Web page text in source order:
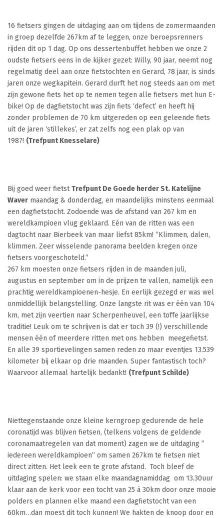
16 fietsers gingen de uitdaging aan om tijdens de zomermaanden
in groep dezelfde 267km af te leggen, onze beroepsrenners
rijden dit op 1 dag. Op ons dessertenbuffet hebben we onze 2
oudste fietsers eens in de kijker gezet: Willy, 90 jaar, neemt nog
regelmatig deel aan onze fietstochten en Gerard, 78 jaar, is sinds
jaren onze wegkapitein. Gerard durft het nog steeds aan om met
zijn gewone fiets het op te nemen tegen alle fietsers met hun E-
bike! Op de dagfietstocht was zijn fiets ‘defect’ en heeft hij
zonder problemen de 70 km uitgereden op een geleende fiets
uit de jaren ‘stillekes’, er zat zelfs nog een plak op van
1987! (Trefpunt Knesselare)
Bij goed weer fietstTrefpunt De Goede herder St. Katelijne
Waver maandag & donderdag, en maandelijks minstens eenmaal
een dagfietstocht. Zodoende was de afstand van 267 km en
wereldkampioen vlug geklaard. Eén van de ritten was een
dagtocht naar Bierbeek van maar liefst 85km! “Klimmen, dalen,
klimmen. Zeer wisselende panorama beelden kregen onze
fietsers voorgeschoteld.”
267 km moesten onze fietsers rijden in de maanden juli,
augustus en september om in de prijzen te vallen, namelijk een
prachtig wereldkampioenen-hesje. En eerlijk gezegd er was wel
onmiddellijk belangstelling. Onze langste rit was er één van 104
km, met zijn veertien naar Scherpenheuvel, een toffe jaarlijkse
traditie! Leuk om te schrijven is dat er toch 39 (!) verschillende
mensen één of meerdere ritten met ons hebben meegefietst.
En alle 39 sportievelingen samen reden zo maar eventjes 13.539
kilometer bij elkaar op drie maanden. Super fantastisch toch?
Waarvoor allemaal hartelijk bedankt! (Trefpunt Schilde)
Niettegenstaande onze kleine kerngroep gedurende de hele
coronatijd was blijven fietsen, (telkens volgens de geldende
coronamaatregelen van dat moment) zagen we de uitdaging ”
iedereen wereldkampioen” om samen 267km te fietsen niet
direct zitten. Het leek een te grote afstand. Toch bleef de
uitdaging spelen: we staan elke maandagnamiddag om 13.30uur
klaar aan de kerk voor een tocht van 25 à 30km door onze mooie
polders en plannen elke maand een dagfietstocht van een
60km…dan moest dit toch kunnen! We hakten de knoop door en